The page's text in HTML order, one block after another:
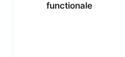
functionale